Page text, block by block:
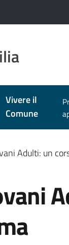
Vivere il
Comune
Adulti: un